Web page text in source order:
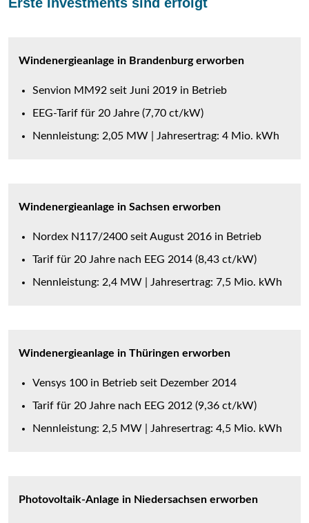
Windenergieanlage in Brandenburg erworben
Senvion MM92 seit Juni 2019 in Betrieb
EEG-Tarif für 20 Jahre (7,70 ct/kW)
Nennleistung: 2,05 MW | Jahresertrag: 4 Mio. kWh
Windenergieanlage in Sachsen erworben
Nordex N117/2400 seit August 2016 in Betrieb
Tarif für 20 Jahre nach EEG 2014 (8,43 ct/kW)
Nennleistung: 2,4 MW | Jahresertrag: 7,5 Mio. kWh
Windenergieanlage in Thüringen erworben
Vensys 100 in Betrieb seit Dezember 2014
Tarif für 20 Jahre nach EEG 2012 (9,36 ct/kW)
Nennleistung: 2,5 MW | Jahresertrag: 4,5 Mio. kWh
Photovoltaik-Anlage in Niedersachsen erworben